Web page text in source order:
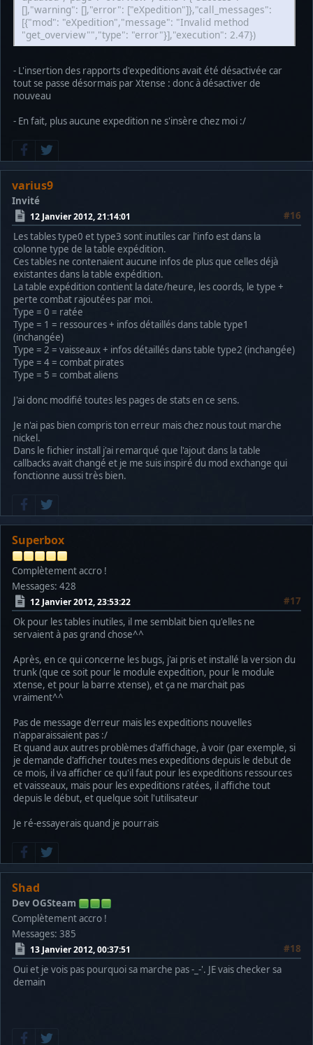
[],"warning": [],"error": ["eXpedition"]},"call_messages":
[{"mod": "eXpedition","message": "Invalid method
"get_overview"","type": "error"}],"execution": 2.47})
- L'insertion des rapports d'expeditions avait été désactivée car
tout se passe désormais par Xtense : donc à désactiver de
nouveau
- En fait, plus aucune expedition ne s'insère chez moi :/
varius9
Invité
12 Janvier 2012, 21:14:01
#16
Les tables type0 et type3 sont inutiles car l'info est dans la
colonne type de la table expédition.
Ces tables ne contenaient aucune infos de plus que celles déjà
existantes dans la table expédition.
La table expédition contient la date/heure, les coords, le type +
perte combat rajoutées par moi.
Type = 0 = ratée
Type = 1 = ressources + infos détaillés dans table type1
(inchangée)
Type = 2 = vaisseaux + infos détaillés dans table type2 (inchangée)
Type = 4 = combat pirates
Type = 5 = combat aliens
J'ai donc modifié toutes les pages de stats en ce sens.
Je n'ai pas bien compris ton erreur mais chez nous tout marche
nickel.
Dans le fichier install j'ai remarqué que l'ajout dans la table
callbacks avait changé et je me suis inspiré du mod exchange qui
fonctionne aussi très bien.
Superbox
Complètement accro !
Messages: 428
12 Janvier 2012, 23:53:22
#17
Ok pour les tables inutiles, il me semblait bien qu'elles ne
servaient à pas grand chose^^
Après, en ce qui concerne les bugs, j'ai pris et installé la version du
trunk (que ce soit pour le module expedition, pour le module
xtense, et pour la barre xtense), et ça ne marchait pas
vraiment^^
Pas de message d'erreur mais les expeditions nouvelles
n'apparaissaient pas :/
Et quand aux autres problèmes d'affichage, à voir (par exemple, si
je demande d'afficher toutes mes expeditions depuis le debut de
ce mois, il va afficher ce qu'il faut pour les expeditions ressources
et vaisseaux, mais pour les expeditions ratées, il affiche tout
depuis le début, et quelque soit l'utilisateur
Je ré-essayerais quand je pourrais
Shad
Dev OGSteam
Complètement accro !
Messages: 385
13 Janvier 2012, 00:37:51
#18
Oui et je vois pas pourquoi sa marche pas -_-'. JE vais checker sa
demain